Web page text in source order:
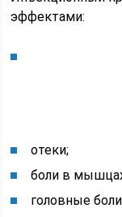
эффектами:
отеки;
боли в
головные